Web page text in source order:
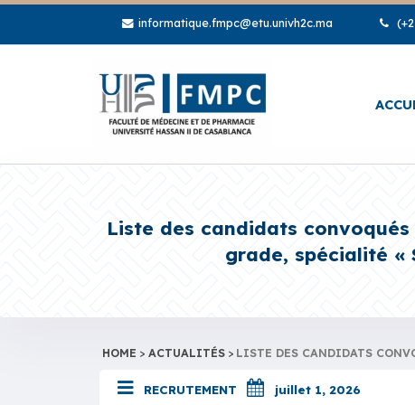
informatique.fmpc@etu.univh2c.ma
Liste des candidats
grade, spécialité «
HOME > ACTUALITÉS > LISTE DES CANDIDATS
RECRUTEMENT juillet 1, 2026